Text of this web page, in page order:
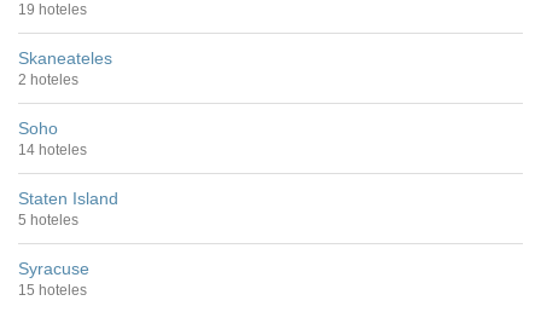
19 hoteles
Skaneateles
2 hoteles
Soho
14 hoteles
Staten Island
5 hoteles
Syracuse
15 hoteles